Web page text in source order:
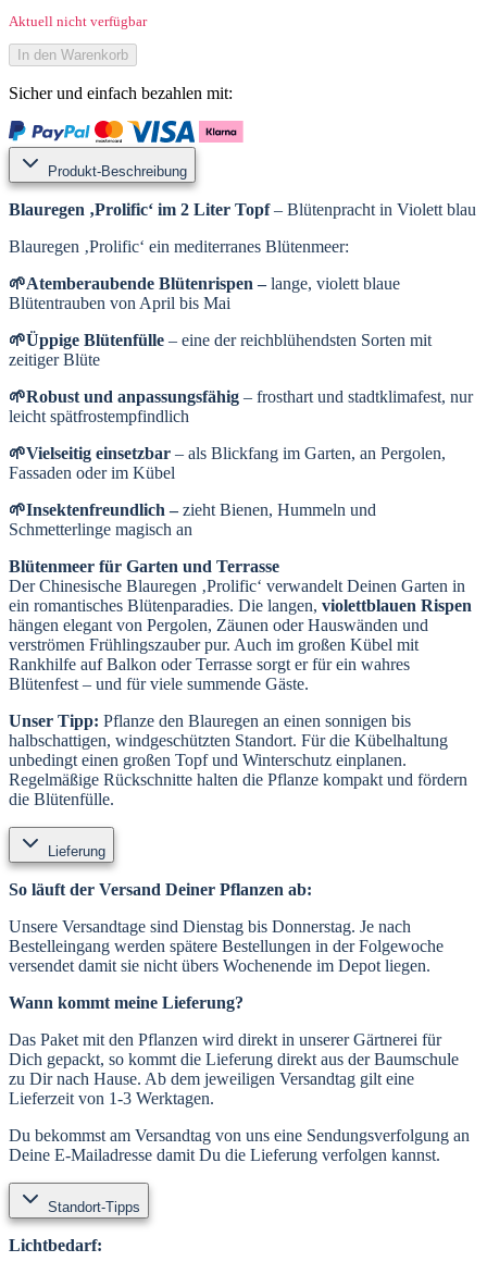
Aktuell nicht verfügbar
In den Warenkorb
Sicher und einfach bezahlen mit:
Produkt-Beschreibung
Blauregen ‚Prolific‘ im 2 Liter Topf– Blütenpracht in Violett blau
Blauregen ‚Prolific‘ ein mediterranes Blütenmeer:
🌱Atemberaubende Blütenrispen –lange, violett blaue
Blütentrauben von April bis Mai
🌱Üppige Blütenfülle – eine der reichblühendsten Sorten mit
zeitiger Blüte
🌱Robust und anpassungsfähig – frosthart und stadtklimafest, nur
leicht spätfrostempfindlich
🌱Vielseitig einsetzbar – als Blickfang im Garten, an Pergolen,
Fassaden oder im Kübel
🌱Insektenfreundlich –zieht Bienen, Hummeln und
Schmetterlinge magisch an
Blütenmeer für Garten und Terrasse
Der Chinesische Blauregen ‚Prolific‘ verwandelt Deinen Garten in
ein romantisches Blütenparadies. Die langen, violettblauen Rispen
hängen elegant von Pergolen, Zäunen oder Hauswänden und
verströmen Frühlingszauber pur. Auch im großen Kübel mit
Rankhilfe auf Balkon oder Terrasse sorgt er für ein wahres
Blütenfest – und für viele summende Gäste.
Unser Tipp: Pflanze den Blauregen an einen sonnigen bis
halbschattigen, windgeschützten Standort. Für die Kübelhaltung
unbedingt einen großen Topf und Winterschutz einplanen.
Regelmäßige Rückschnitte halten die Pflanze kompakt und fördern
die Blütenfülle.
Lieferung
So läuft der Versand Deiner Pflanzen ab:
Unsere Versandtage sind Dienstag bis Donnerstag. Je nach
Bestelleingang werden spätere Bestellungen in der Folgewoche
versendet damit sie nicht übers Wochenende im Depot liegen.
Wann kommt meine Lieferung?
Das Paket mit den Pflanzen wird direkt in unserer Gärtnerei für
Dich gepackt, so kommt die Lieferung direkt aus der Baumschule
zu Dir nach Hause. Ab dem jeweiligen Versandtag gilt eine
Lieferzeit von 1-3 Werktagen.
Du bekommst am Versandtag von uns eine Sendungsverfolgung an
Deine E-Mailadresse damit Du die Lieferung verfolgen kannst.
Standort-Tipps
Lichtbedarf: